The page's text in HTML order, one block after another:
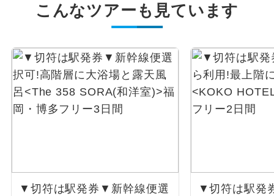
こんなツアーも見ています
▼切符は駅発券▼新幹線便選
▼切符は駅発